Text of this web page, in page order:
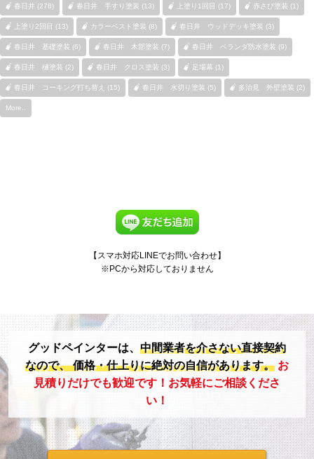
春日井 (278) 春日井 手すり塗装 (13) 上塗り1回目 (17) 赤さび塗装 (1)
上塗り2回目 (13) カラーベスト塗装 (8) 春日井 ウッドデッキ塗装 (3)
春日井 基礎塗装 (6) 春日井 木部塗装 (7) 春日井 ベランダ防水塗装 (9)
春日井 樋塗装 (2) 春日井 クロス塗装 (3) 足場幕 (1)
春日井 コーキング打ち替え (15) 春日井 水切り塗装 (5) 多治見 外壁塗装 (2)
More..
【スマホ対応LINEでお問い合わせ】
※PCから対応しておりません
グッドペインターは、 中間業者を介さない直接契約
なので、価格・仕上りに絶対の自信があります。 お
見積りだけでも歓迎です！お気軽にご相談くださ
い！